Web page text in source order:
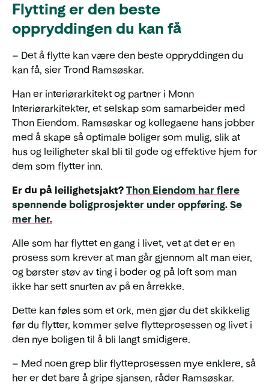
Flytting er den beste
oppryddingen du kan få
– Det å flytte kan være den beste oppryddingen du
kan få, sier Trond Ramsøskar.
Han er interiørarkitekt og partner i Monn
Interiørarkitekter, et selskap som samarbeider med
Thon Eiendom. Ramsøskar og kollegaene hans jobber
med å skape så optimale boliger som mulig, slik at
hus og leiligheter skal bli til gode og effektive hjem for
dem som flytter inn.
Er du på leilighetsjakt? Thon Eiendom har flere
spennende boligprosjekter under oppføring. Se
mer her.
Alle som har flyttet en gang i livet, vet at det er en
prosess som krever at man går gjennom alt man eier,
og børster støv av ting i boder og på loft som man
ikke har sett snurten av på en årrekke.
Dette kan føles som et ork, men gjør du det skikkelig
før du flytter, kommer selve flytteprosessen og livet i
den nye boligen til å bli langt smidigere.
– Med noen grep blir flytteprosessen mye enklere, så
her er det bare å gripe sjansen, råder Ramsøskar.